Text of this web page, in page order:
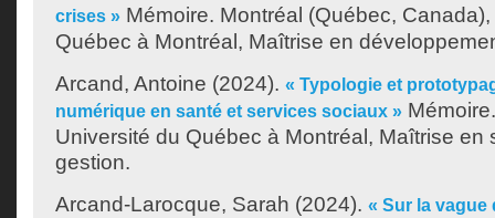
crises » Mémoire. Montréal (Québec,
Québec à Montréal, Maîtrise en
Arcand, Antoine (2024). « Typologie et
numérique en santé et services sociaux »
Université du Québec à Montréal, Maîtrise en
gestion.
Arcand-Larocque, Sarah (2024). « Sur la vague